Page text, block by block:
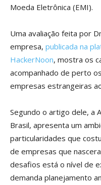
Moeda Eletrônica (EMI).
Uma avaliação feita por
empresa, publicada na
HackerNoon, mostra os
acompanhado de perto
empresas estrangeiras
Segundo o artigo dele, a
Brasil, apresenta um
particularidades que
de empresas que
desafios está o nível de
demanda planejamento